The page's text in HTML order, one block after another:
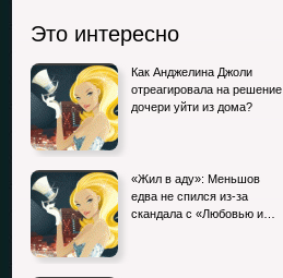
Это интересно
Как Анджелина Джоли
отреагировала на решение
дочери уйти из дома?
«Жил в аду»: Меньшов
едва не спился из-за
скандала с «Любовью и…